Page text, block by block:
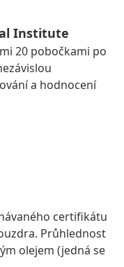
Institute
20 pobočkami po
a hodnocení
certifikátu
Průhlednost
olejem (jedná se